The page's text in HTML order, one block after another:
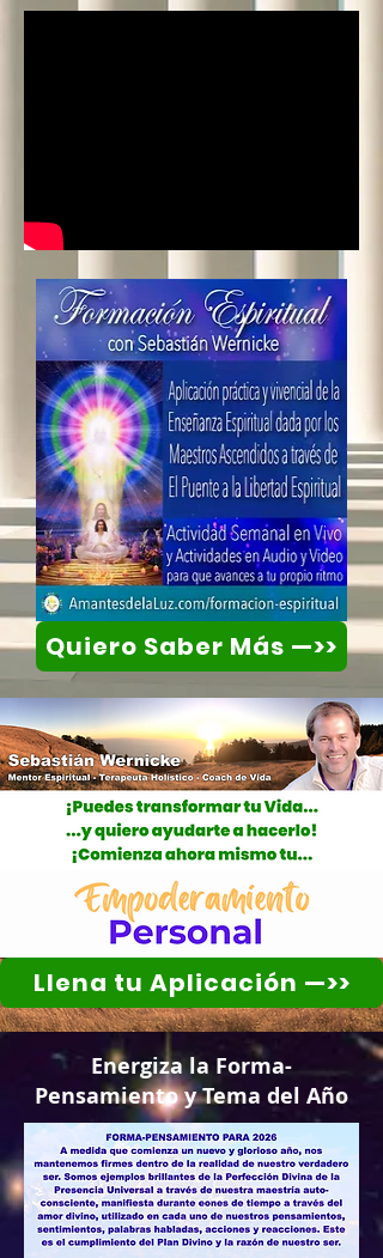
Quiero Saber Más —>>
Llena tu Aplicación —>>
Energiza la Forma-
Pensamiento y Tema del Año